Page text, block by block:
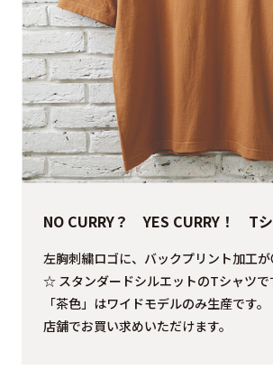
NO CURRY？ YES CURRY！ T
左胸刺繍ロゴに、バックプリント加工
☆ スタンダードシルエットのTシャツ
「茶色」はワイドモデルのみ生産です。
店舗でお買い求めいただけます。